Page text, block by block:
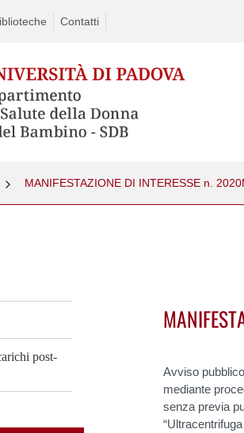
Contatti
MANIFESTAZIONE DI INTERESSE n.
post-
Avviso
mediante
senza previa